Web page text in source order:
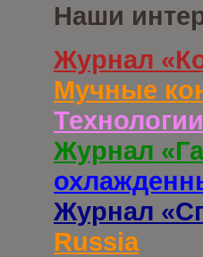
Наши
Журнал
Мучные
Технологии
Журнал
Журнал
Russia